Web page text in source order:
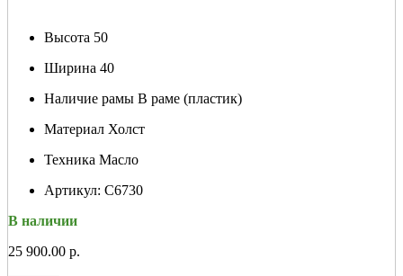
Высота 50
Ширина 40
Наличие рамы В раме (пластик)
Материал Холст
Техника Масло
Артикул: С6730
В наличии
25 900.00 р.